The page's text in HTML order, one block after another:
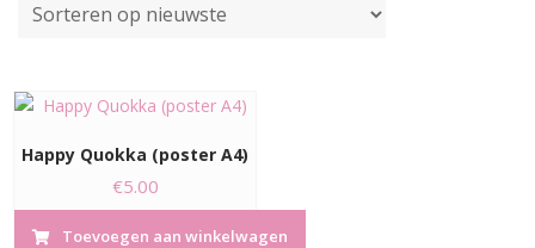
Happy Quokka (poster A4)
€5.00
Toevoegen aan winkelwagen